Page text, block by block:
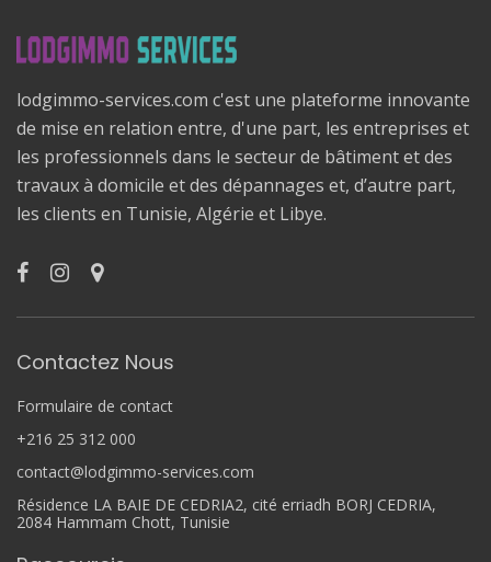
lodgimmo-services.com c'est une plateforme innovante
de mise en relation entre, d'une part, les entreprises et
les professionnels dans le secteur de bâtiment et des
travaux à domicile et des dépannages et, d’autre part,
les clients en Tunisie, Algérie et Libye.
Contactez Nous
Formulaire de contact
+216 25 312 000
contact@lodgimmo-services.com
Résidence LA BAIE DE CEDRIA2, cité erriadh BORJ CEDRIA,
2084 Hammam Chott, Tunisie